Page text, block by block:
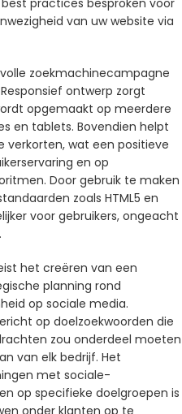
van uw website via
zoekmachinecampagne
ontwerp zorgt
opgemaakt op meerdere
en tablets. Bovendien helpt
verkorten, wat een positieve
en op
Door gebruik te maken
zoals HTML5 en
voor gebruikers, ongeacht
het creëren van een
planning rond
op sociale media.
op doelzoekwoorden die
zou onderdeel moeten
van elk bedrijf. Het
met sociale-
op specifieke doelgroepen is
onder klanten op te